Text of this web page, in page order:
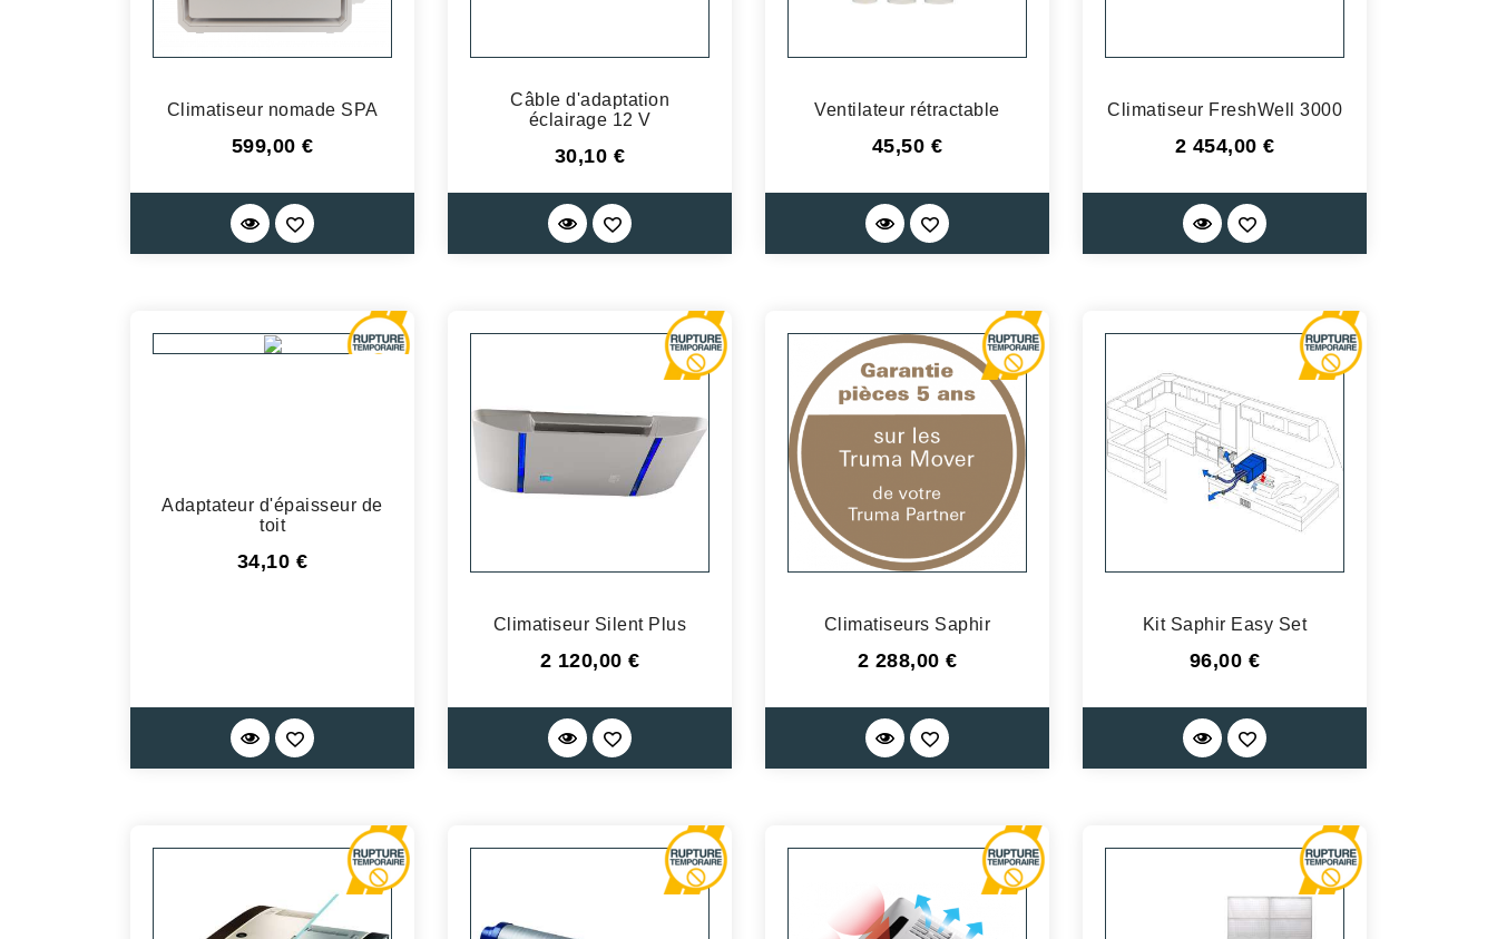
Climatiseur nomade SPA
Prix
599,00 €
Câble d'adaptation
éclairage 12 V
Prix
30,10 €
Ventilateur rétractable
Prix
45,50 €
Climatiseur FreshWell 3000
Prix
2 454,00 €
Adaptateur d'épaisseur de
toit
Prix
34,10 €
Climatiseur Silent Plus
Prix
2 120,00 €
Climatiseurs Saphir
Prix
2 288,00 €
Kit Saphir Easy Set
Prix
96,00 €